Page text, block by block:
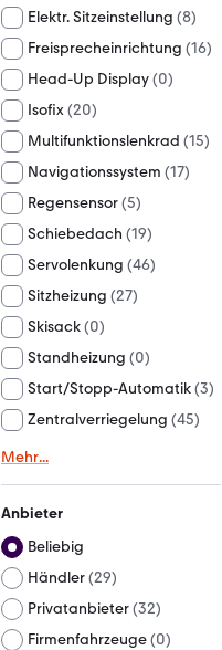
Elektr. Sitzeinstellung (8)
Freisprecheinrichtung (16)
Head-Up Display(0)
Isofix(20)
Multifunktionslenkrad (15)
Navigationssystem (17)
Regensensor(5)
Schiebedach (19)
Servolenkung (46)
Sitzheizung (27)
Skisack(0)
Standheizung (0)
Start/Stopp-Automatik(3)
Zentralverriegelung (45)
Mehr...
Anbieter
Beliebig
Händler(29)
Privatanbieter(32)
Firmenfahrzeuge(0)